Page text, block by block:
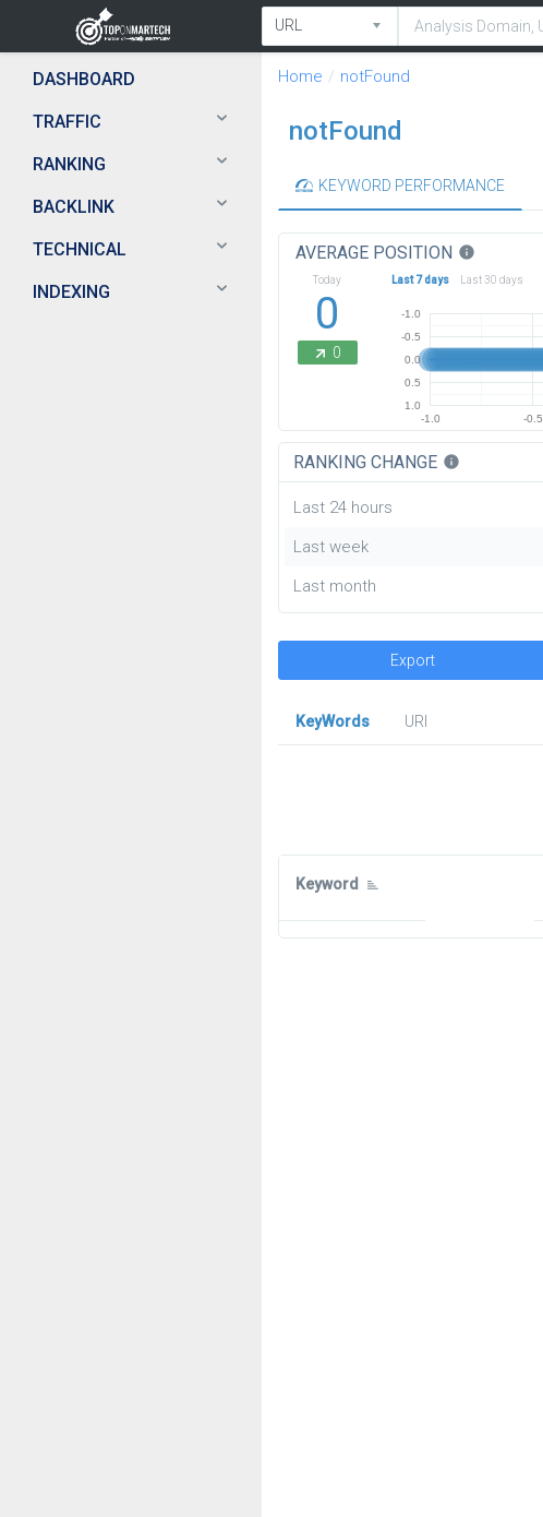
DASHBOARD
TRAFFIC
RANKING
BACKLINK
TECHNICAL
INDEXING
Home notFound
notFound
KEYWORD PERFORMANCE
AVERAGE POSITION info
Today
0
0
Last 7 days Last 30 days
-1.0 -0.5
-1.0
-0.5
0.0
0.5
1.0
RANKING CHANGE info
Last 24 hours
Last week
Last month
Export
KeyWords
URl
Keyword